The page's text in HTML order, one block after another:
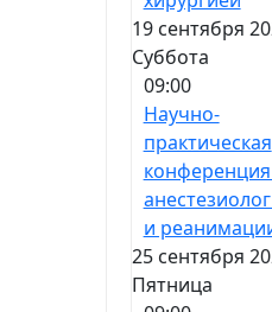
19 сентября
Суббота
09:00
Научно-
практическая
и
25 сентября
Пятница